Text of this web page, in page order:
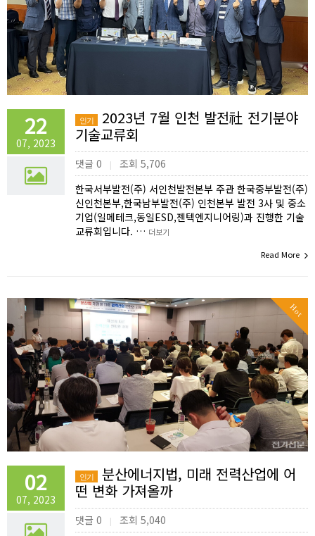
22
07, 2023
인기
2023년 7월 인천 발전社 전기분야
기술교류회
댓글 0 |
조회 5,706
한국서부발전(주) 서인천발전본부 주관 한국중부발전(주)
신인천본부,한국남부발전(주) 인천본부 발전 3사 및 중소
기업(일메테크,동일ESD,젠텍엔지니어링)과 진행한 기술
교류회입니다. … 더보기
Read More
Hot
02
07, 2023
인기
분산에너지법, 미래 전력산업에 어
떤 변화 가져올까
댓글 0 |
조회 5,040